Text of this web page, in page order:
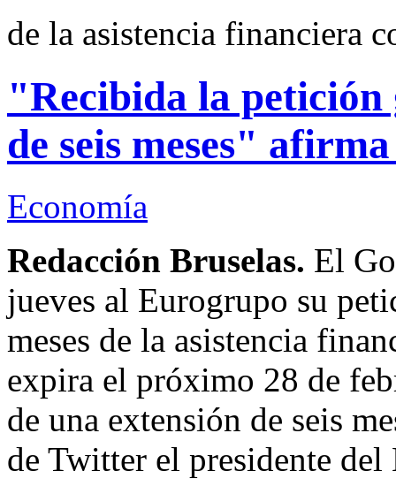
de la asistencia financiera
"Recibida la petición
de seis meses"
Economía
Redacción Bruselas. El
jueves al Eurogrupo su
meses de la asistencia
expira el próximo 28 de
de una extensión de seis
de Twitter el presidente